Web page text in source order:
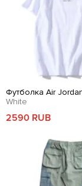
Футболка Air
White
2590 RUB